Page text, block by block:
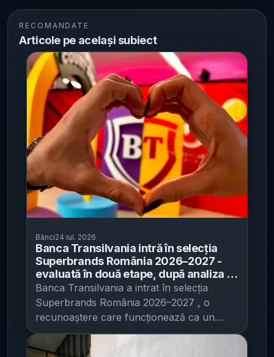
RECOMANDATE
Articole pe același subiect
Bănci24 iul. 2026
Banca Transilvania intră în selecția
Superbrands România 2026–2027 -
evaluată în două etape, după analiza a
peste 1.900 de branduri și un studiu pe
1.500 de consumatori urbani
Banca Transilvania a intrat în selecția
Superbrands România 2026–2027 , o
recunoaștere care funcționează ca un
indicator de încredere și diferențiere într-o
piață bancară în care reputația influențează